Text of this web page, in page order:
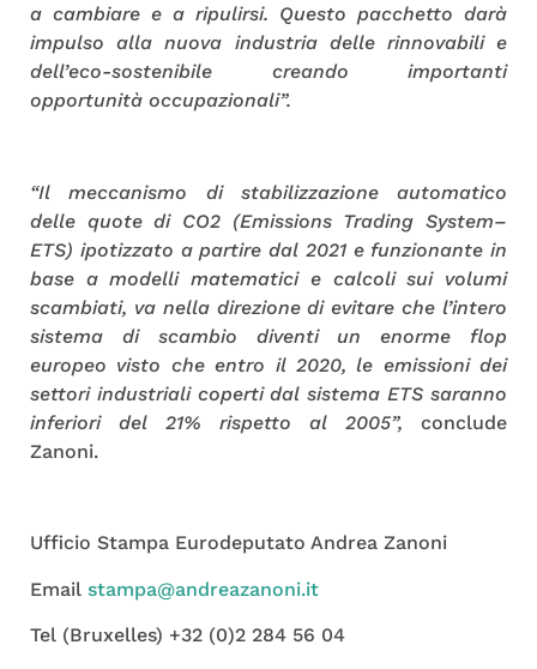
a cambiare e a ripulirsi. Questo pacchetto darà
impulso alla nuova industria delle rinnovabili e
dell’eco-sostenibile creando importanti
opportunità occupazionali”.
“Il meccanismo di stabilizzazione automatico
delle quote di CO2 (Emissions Trading System–
ETS) ipotizzato a partire dal 2021 e funzionante in
base a modelli matematici e calcoli sui volumi
scambiati, va nella direzione di evitare che l’intero
sistema di scambio diventi un enorme flop
europeo visto che entro il 2020, le emissioni dei
settori industriali coperti dal sistema ETS saranno
inferiori del 21% rispetto al 2005”, conclude
Zanoni.
Ufficio Stampa Eurodeputato Andrea Zanoni
Email stampa@andreazanoni.it
Tel (Bruxelles) +32 (0)2 284 56 04